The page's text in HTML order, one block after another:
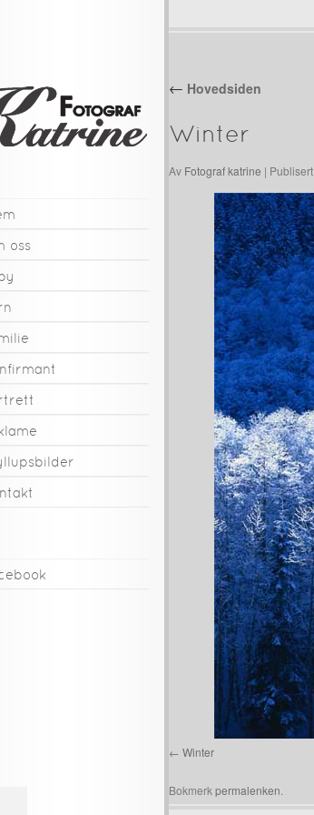
oss
← Hovedsiden
Winter
Av Fotograf katrine | Publisert
Winter
Bokmerk permalenken